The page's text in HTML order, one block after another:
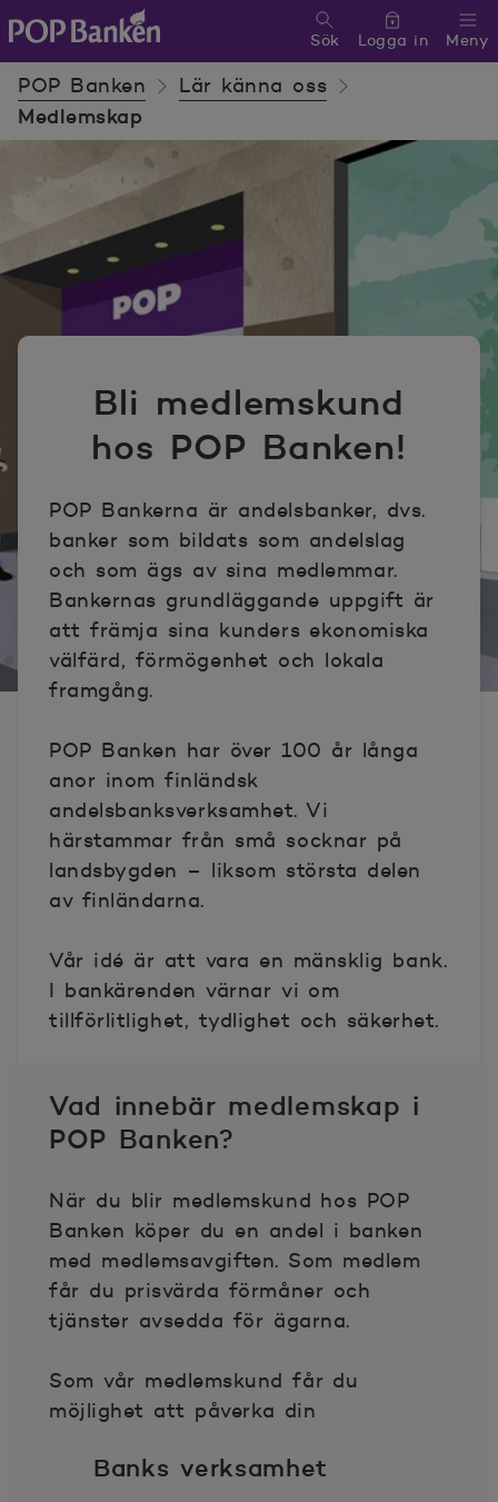
POP banken, till hemsidan
Meny
Sök Logga in
POP Banken Lär känna oss
Medlemskap
Bli medlemskund
hos POP Banken!
POP Bankerna är andelsbanker, dvs.
banker som bildats som andelslag
och som ägs av sina medlemmar.
Bankernas grundläggande uppgift är
att främja sina kunders ekonomiska
välfärd, förmögenhet och lokala
framgång.
POP Banken har över 100 år långa
anor inom finländsk
andelsbanksverksamhet. Vi
härstammar från små socknar på
landsbygden – liksom största delen
av finländarna.
Vår idé är att vara en mänsklig bank.
I bankärenden värnar vi om
tillförlitlighet, tydlighet och säkerhet.
Vad innebär medlemskap i
POP Banken?
När du blir medlemskund hos POP
Banken köper du en andel i banken
med medlemsavgiften. Som medlem
får du prisvärda förmåner och
tjänster avsedda för ägarna.
Som vår medlemskund får du
möjlighet att påverka din
Banks verksamhet